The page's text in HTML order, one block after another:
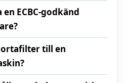
ECBC-godkänd
till en